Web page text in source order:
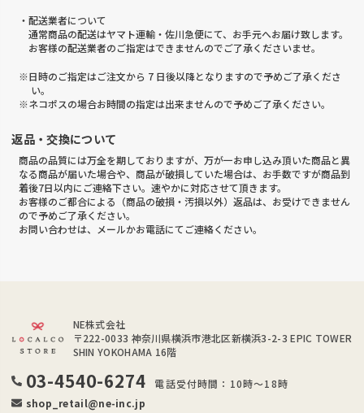
・配送業者について
通常商品の配送はヤマト運輸・佐川急便にて、お手元へお届け致します。
お客様の配送業者のご指定はできませんのでご了承くださいませ。
※日時のご指定はご注文から 7 日後以降となりますので予めご了承くださ
い。
※ネコポスの場合お時間の指定は出来ませんので予めご了承ください。
返品・交換について
商品の品質には万全を期しておりますが、万が一お申し込み頂いた商品と異
なる商品が届いた場合や、商品が破損していた場合は、お手数ですが商品到
着後7日以内にご連絡下さい。速やかに対応させて頂きます。
お客様のご都合による（商品の破損・汚損以外）返品は、お受けできません
ので予めご了承ください。
お問い合わせは、メールかお電話にてご連絡ください。
NE株式会社
〒222-0033 神奈川県横浜市港北区新横浜3-2-3 EPIC TOWER
SHIN YOKOHAMA 16階
03-4540-6274
電話受付時間：10時～18時
shop_retail@ne-inc.jp